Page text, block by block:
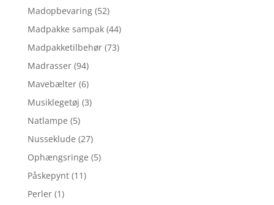
Madopbevaring (52)
Madpakke sampak (44)
Madpakketilbehør (73)
Madrasser (94)
Mavebælter (6)
Musiklegetøj (3)
Natlampe (5)
Nusseklude (27)
Ophængsringe (5)
Påskepynt (11)
Perler (1)